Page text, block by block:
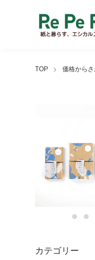
TOP 価格からさ
カテゴリー